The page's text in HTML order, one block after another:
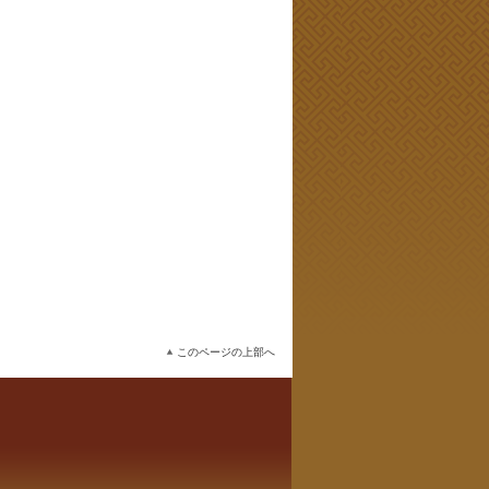
このページの上部へ